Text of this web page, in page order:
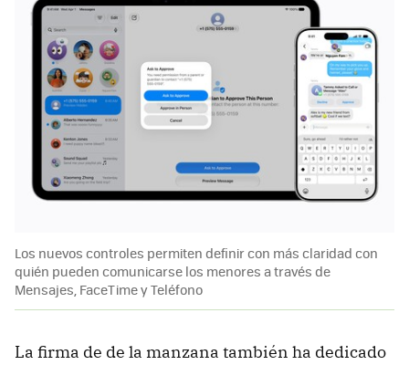
Los nuevos controles permiten definir con más claridad con
quién pueden comunicarse los menores a través de
Mensajes, FaceTime y Teléfono
La firma de de la manzana también ha dedicado